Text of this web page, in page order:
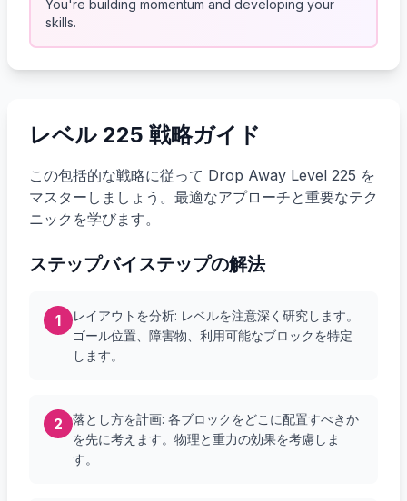
You're building momentum and developing your
skills.
レベル 225 戦略ガイド
この包括的な戦略に従って Drop Away Level 225 を
マスターしましょう。最適なアプローチと重要なテク
ニックを学びます。
ステップバイステップの解法
1
レイアウトを分析: レベルを注意深く研究します。
ゴール位置、障害物、利用可能なブロックを特定
します。
2
落とし方を計画: 各ブロックをどこに配置すべきか
を先に考えます。物理と重力の効果を考慮しま
す。